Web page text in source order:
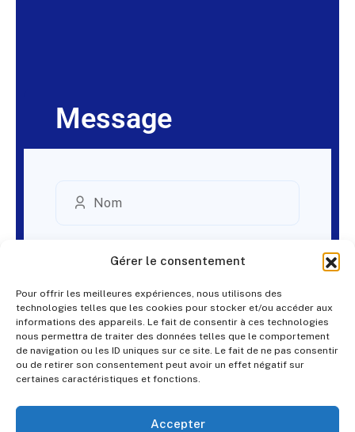
Gérer le consentement
Pour offrir les meilleures expériences, nous utilisons des
technologies telles que les cookies pour stocker et/ou accéder aux
informations des appareils. Le fait de consentir à ces technologies
nous permettra de traiter des données telles que le comportement
de navigation ou les ID uniques sur ce site. Le fait de ne pas consentir
ou de retirer son consentement peut avoir un effet négatif sur
certaines caractéristiques et fonctions.
Accepter
Message